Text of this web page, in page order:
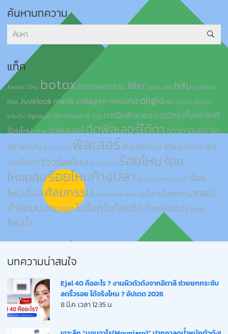
ค้นหาบทความ
ค้นหา
สำหรับ:
แท็ค
Aestox ดีไหม botoxbotoxลดกรามfillerGlass Skin hifu juvederm
fillerJuvelookmade collagen mesofat oligio prp คืออะไร prp ช่วย
อะไรบ้างSignature Skin Booster IV Drip การฉีดฟิลเลอร์การฉีดโบท๊อกซ์ข้อดี
ร้อยไหมจูวีลุค ฉีดฟิลเลอร์ฉีดฟิลเลอร์ใต้ตาฉีดวิตามินผิวฉีด
สลายไขมัน ฉีดแฟตบอม ฟิลเลอร์ฟิลเลอร์คาง ฟิลเลอร์ปาก ฟิล
เลอร์ใต้ตารีวิวร้อยไหม รีวิวโบท๊อกซ์ ร้อยไหมร้อย
ไหมpdoร้อยไหมก้างปลา ร้อยไหมยกกระชับหน้า ร้อย
ไหมเงี่ยงศัลยกรรม เครื่องยกกระชับผิว เมโสเมโสแฟต เลเซอร์
กำจัดขน เสริมจมูกโบท๊อกโบท๊อกซ์โบท๊อกซ์คืออะไร โอลิจิโอ
ไหมน้ำ
บทความน่าสนใจ
Ejal 40 คืออะไร ? งานผิวตัวดังจากอิตาลี ช่วยยกกระชับ
ลดริ้วรอย ได้จริงไหม ? อัปเดต 2026
8 มี.ค. เวลา 12:35 น.